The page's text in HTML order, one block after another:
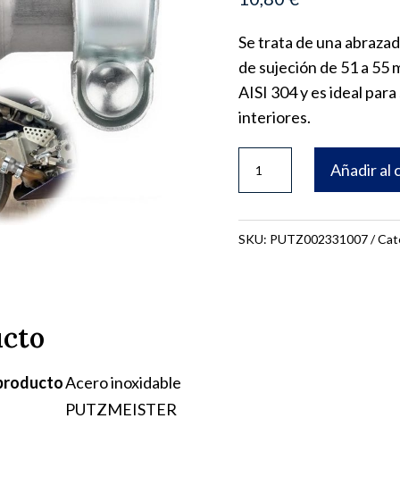
Se trata de una
de sujeción de 51 a 55
AISI 304 y es ideal
interiores.
ABRAZADERA
MM
Añadir al
SKU: PUTZ002331007
Acero inoxidable
PUTZMEISTER